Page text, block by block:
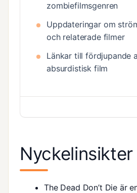
zombiefilmsgenren
Uppdateringar om
och relaterade filmer
Länkar till fördjupande
absurdistisk film
Nyckelinsikter
The Dead Don’t Die är